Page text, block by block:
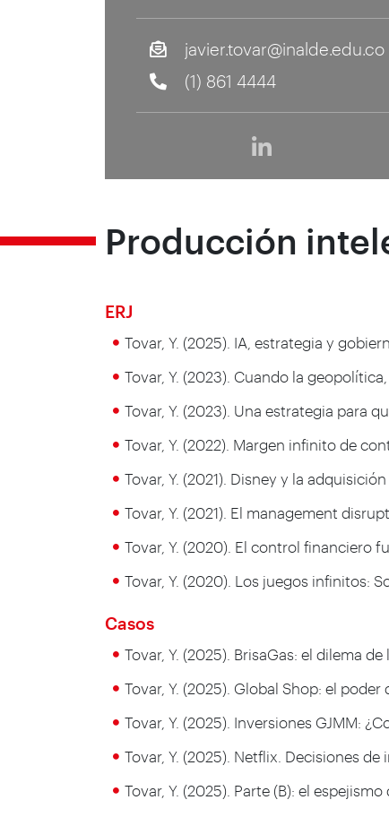
javier.tovar@inalde.edu.co
(1) 861 4444
Producción
ERJ
Tovar, Y. (2025). IA, estrategia y
Tovar, Y. (2023). Cuando la
Tovar, Y. (2023). Una estrategia para
Tovar, Y. (2022). Margen infinito de
Tovar, Y. (2021). Disney y la
Tovar, Y. (2021). El management
Tovar, Y. (2020). El control financiero
Tovar, Y. (2020). Los juegos infinitos:
Casos
Tovar, Y. (2025). BrisaGas: el dilema
Tovar, Y. (2025). Global Shop: el
Tovar, Y. (2025). Inversiones GJMM:
Tovar, Y. (2025). Netflix. Decisiones
Tovar, Y. (2025). Parte (B): el